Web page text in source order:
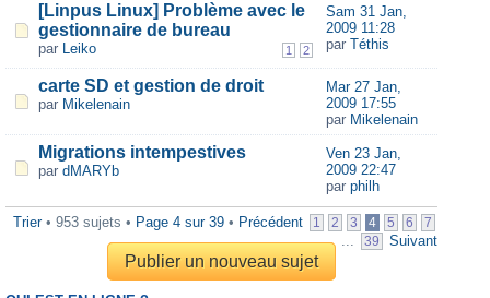
[Linpus Linux] Problème avec le
gestionnaire de bureau
1 2
par Leiko
Sam 31 Jan,
2009 11:28
par Téthis
carte SD et gestion de droit
par Mikelenain
Mar 27 Jan,
2009 17:55
par Mikelenain
Migrations intempestives
par dMARYb
Ven 23 Jan,
2009 22:47
par philh
Trier• 953 sujets • Page 4 sur 39 • Précédent 1 2 3 4 5 6 7
... 39 Suivant
Publier un nouveau sujet